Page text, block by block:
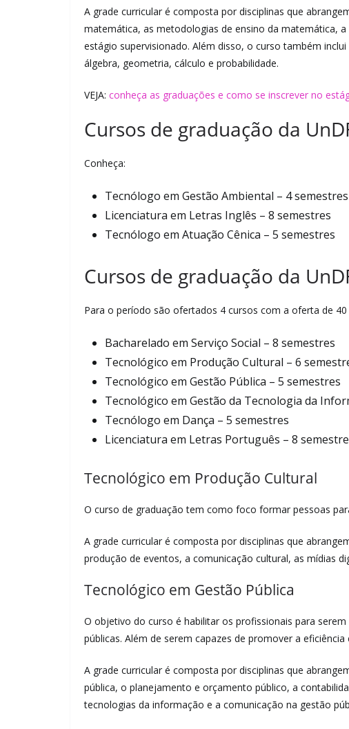
A grade curricular é composta por disciplinas que
matemática, as metodologias de ensino da matemática,
estágio supervisionado. Além disso, o curso também
álgebra, geometria, cálculo e probabilidade.
VEJA: conheça as graduações e como se inscrever no
Cursos de graduação da
Conheça:
Tecnólogo em Gestão Ambiental – 4 semestres
Licenciatura em Letras Inglês – 8 semestres
Tecnólogo em Atuação Cênica – 5 semestres
Cursos de graduação da
Para o período são ofertados 4 cursos com a oferta de 40
Bacharelado em Serviço Social – 8 semestres
Tecnológico em Produção Cultural – 6
Tecnológico em Gestão Pública – 5 semestres
Tecnológico em Gestão da Tecnologia da
Tecnólogo em Dança – 5 semestres
Licenciatura em Letras Português – 8
Tecnológico em Produção Cultural
O curso de graduação tem como foco formar pessoas
A grade curricular é composta por disciplinas que
produção de eventos, a comunicação cultural, as mídias
Tecnológico em Gestão Pública
O objetivo do curso é habilitar os profissionais para
públicas. Além de serem capazes de promover a
A grade curricular é composta por disciplinas que
pública, o planejamento e orçamento público, a
tecnologias da informação e a comunicação na gestão